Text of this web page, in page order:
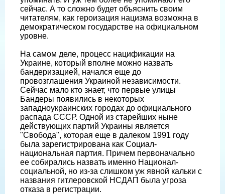
сейчас. А то сложно будет объяснить своим
читателям, как героизация нацизма возможна в
демократическом государстве на официальном
уровне.
На самом деле, процесс нацификации на
Украине, который вполне можно назвать
бандеризацией, начался еще до
провозглашения Украиной независимости.
Сейчас мало кто знает, что первые улицы
Бандеры появились в некоторых
западноукраинских городах до официального
распада СССР. Одной из старейших ныне
действующих партий Украины является
"Свобода", которая еще в далеком 1991 году
была зарегистрирована как Социал-
национальная партия. Причем первоначально
ее собирались назвать именно Национал-
социальной, но из-за слишком уж явной кальки с
названия гитлеровской НСДАП была угроза
отказа в регистрации.